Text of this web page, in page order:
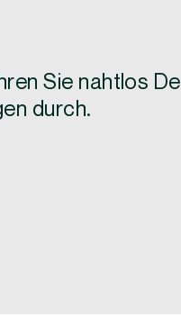
Sie nahtlos
durch.